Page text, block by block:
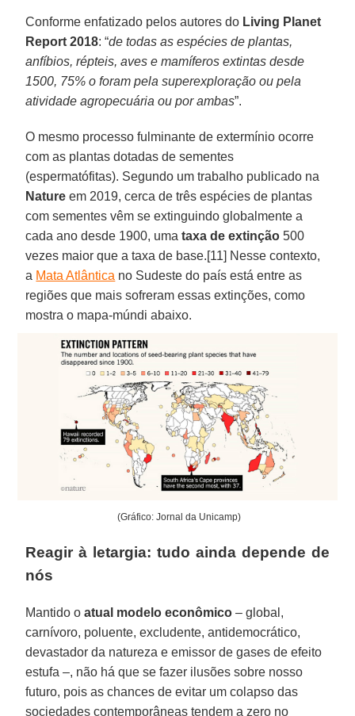
Conforme enfatizado pelos autores do Living Planet
Report 2018: “de todas as espécies de plantas,
anfíbios, répteis, aves e mamíferos extintas desde
1500, 75% o foram pela superexploração ou pela
atividade agropecuária ou por ambas”.
O mesmo processo fulminante de extermínio ocorre
com as plantas dotadas de sementes
(espermatófitas). Segundo um trabalho publicado na
Nature em 2019, cerca de três espécies de plantas
com sementes vêm se extinguindo globalmente a
cada ano desde 1900, umataxa de extinção 500
vezes maior que a taxa de base.[11] Nesse contexto,
a Mata Atlântica no Sudeste do país está entre as
regiões que mais sofreram essas extinções, como
mostra o mapa-múndi abaixo.
(Gráfico: Jornal da Unicamp)
Reagir à letargia: tudo ainda depende de
nós
Mantido oatual modelo econômico – global,
carnívoro, poluente, excludente, antidemocrático,
devastador da natureza e emissor de gases de efeito
estufa –, não há que se fazer ilusões sobre nosso
futuro, pois as chances de evitar um colapso das
sociedades contemporâneas tendem a zero no